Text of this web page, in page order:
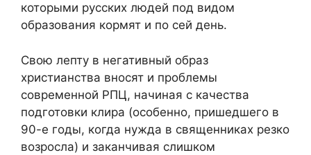
которыми русских людей под видом
образования кормят и по сей день.
Свою лепту в негативный образ
христианства вносят и проблемы
современной РПЦ, начиная с качества
подготовки клира (особенно, пришедшего в
90-е годы, когда нужда в священниках резко
возросла) и заканчивая слишком